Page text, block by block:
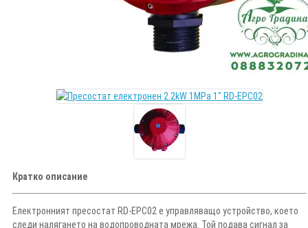
Кратко описание
Електронният пресостат RD-EPC02 е управляващо устройство, което
следи налягането на водопроводната мрежа. Той подава сигнал за